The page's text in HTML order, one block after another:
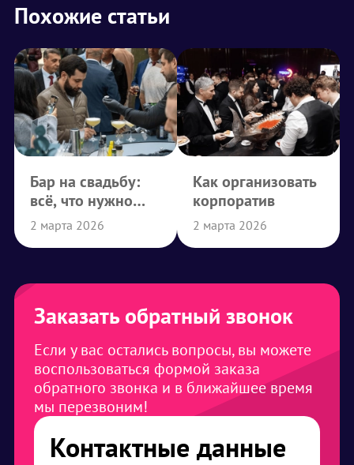
Похожие статьи
Бар на свадьбу:
всё, что нужно
знать
2 марта 2026
Как организовать
корпоратив
2 марта 2026
Заказать обратный звонок
Если у вас остались вопросы, вы можете
воспользоваться формой заказа
обратного звонка и в ближайшее время
мы перезвоним!
Контактные данные